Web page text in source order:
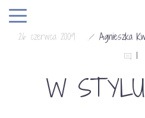
26 czerwca 2009 Agnieszka
1
W